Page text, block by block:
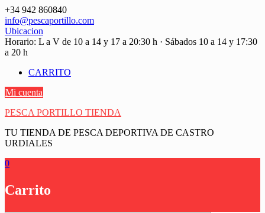
Saltar
contenido
+34 942 860840
info@pescaportillo.com
Ubicacion
Horario: L a V de 10 a 14 y 17 a 20:30 h · Sábados 10 a 14 y 17:30
a 20 h
CARRITO
Mi cuenta
PESCA PORTILLO TIENDA
TU TIENDA DE PESCA DEPORTIVA DE CASTRO
URDIALES
0
Carrito